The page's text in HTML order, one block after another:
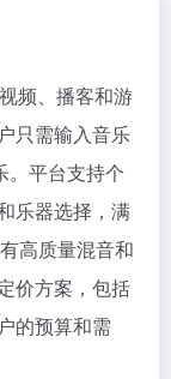
频、播客和游
只需输入音乐
。平台支持个
乐器选择，满
高质量混音和
价方案，包括
的预算和需